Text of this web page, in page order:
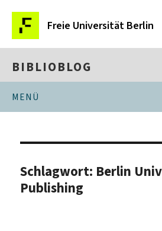
Freie Universität Berlin
BIBLIOBLOG
MENÜ
Schlagwort: Berlin
Publishing